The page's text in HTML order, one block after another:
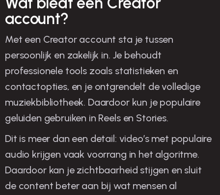
account?
Met een Creator account sta je tussen
persoonlijk en zakelijk in. Je behoudt
professionele tools zoals statistieken en
contactopties, en je ontgrendelt de volledige
muziekbibliotheek. Daardoor kun je populaire
geluiden gebruiken in Reels en Stories.
Dit is meer dan een detail: video’s met populaire
audio krijgen vaak voorrang in het algoritme.
Daardoor kan je zichtbaarheid stijgen en sluit
de content beter aan bij wat mensen al